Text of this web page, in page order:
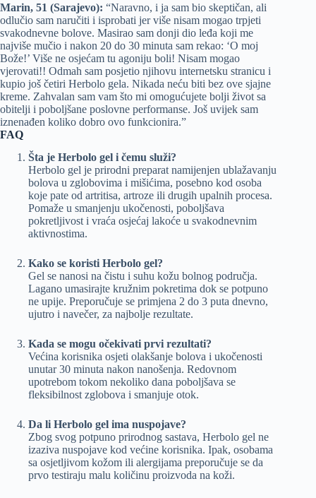
Marin, 51 (Sarajevo): “Naravno, i ja sam bio skeptičan, ali
odlučio sam naručiti i isprobati jer više nisam mogao trpjeti
svakodnevne bolove. Masirao sam donji dio leđa koji me
najviše mučio i nakon 20 do 30 minuta sam rekao: ‘O moj
Bože!’ Više ne osjećam tu agoniju boli! Nisam mogao
vjerovati!! Odmah sam posjetio njihovu internetsku stranicu i
kupio još četiri Herbolo gela. Nikada neću biti bez ove sjajne
kreme. Zahvalan sam vam što mi omogućujete bolji život sa
obitelji i poboljšane poslovne performanse. Još uvijek sam
iznenađen koliko dobro ovo funkcionira.”
FAQ
Šta je Herbolo gel i čemu služi?
Herbolo gel je prirodni preparat namijenjen ublažavanju
bolova u zglobovima i mišićima, posebno kod osoba
koje pate od artritisa, artroze ili drugih upalnih procesa.
Pomaže u smanjenju ukočenosti, poboljšava
pokretljivost i vraća osjećaj lakoće u svakodnevnim
aktivnostima.
Kako se koristi Herbolo gel?
Gel se nanosi na čistu i suhu kožu bolnog područja.
Lagano umasirajte kružnim pokretima dok se potpuno
ne upije. Preporučuje se primjena 2 do 3 puta dnevno,
ujutro i navečer, za najbolje rezultate.
Kada se mogu očekivati prvi rezultati?
Većina korisnika osjeti olakšanje bolova i ukočenosti
unutar 30 minuta nakon nanošenja. Redovnom
upotrebom tokom nekoliko dana poboljšava se
fleksibilnost zglobova i smanjuje otok.
Da li Herbolo gel ima nuspojave?
Zbog svog potpuno prirodnog sastava, Herbolo gel ne
izaziva nuspojave kod većine korisnika. Ipak, osobama
sa osjetljivom kožom ili alergijama preporučuje se da
prvo testiraju malu količinu proizvoda na koži.